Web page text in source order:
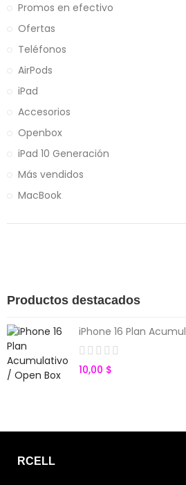
Promos en efectivo
Ofertas
Teléfonos
AirPods
iPad
Accesorios
Openbox
iPad 10 Generación
Más vendidos
MacBook
Productos destacados
iPhone 16 Plan
10,00 $
RCELL